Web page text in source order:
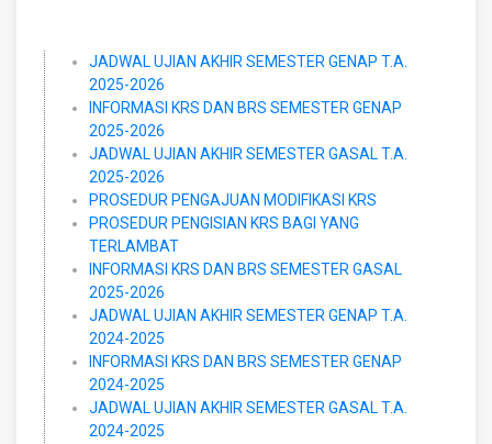
JADWAL UJIAN AKHIR SEMESTER GENAP T.A.
2025-2026
INFORMASI KRS DAN BRS SEMESTER GENAP
2025-2026
JADWAL UJIAN AKHIR SEMESTER GASAL T.A.
2025-2026
PROSEDUR PENGAJUAN MODIFIKASI KRS
PROSEDUR PENGISIAN KRS BAGI YANG
TERLAMBAT
INFORMASI KRS DAN BRS SEMESTER GASAL
2025-2026
JADWAL UJIAN AKHIR SEMESTER GENAP T.A.
2024-2025
INFORMASI KRS DAN BRS SEMESTER GENAP
2024-2025
JADWAL UJIAN AKHIR SEMESTER GASAL T.A.
2024-2025